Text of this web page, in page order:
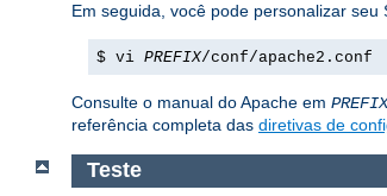
Em seguida, você pode personalizar
$ vi PREFIX/conf/apache2.conf
Consulte o manual do Apache em PREFIX
referência completa das diretivas de
Teste